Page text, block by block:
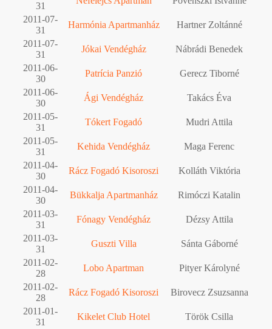
31
2011-07-
31
Harmónia Apartmanház
Hartner Zoltánné
2011-07-
31
Jókai Vendégház
Nábrádi Benedek
2011-06-
30
Patrícia Panzió
Gerecz Tiborné
2011-06-
30
Ági Vendégház
Takács Éva
2011-05-
31
Tókert Fogadó
Mudri Attila
2011-05-
31
Kehida Vendégház
Maga Ferenc
2011-04-
30
Rácz Fogadó Kisoroszi
Kolláth Viktória
2011-04-
30
Bükkalja Apartmanház
Rimóczi Katalin
2011-03-
31
Fónagy Vendégház
Dézsy Attila
2011-03-
31
Guszti Villa
Sánta Gáborné
2011-02-
28
Lobo Apartman
Pityer Károlyné
2011-02-
28
Rácz Fogadó Kisoroszi
Birovecz Zsuzsanna
2011-01-
31
Kikelet Club Hotel
Török Csilla